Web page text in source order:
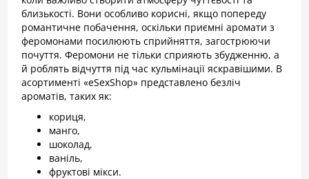
близькості. Вони особливо корисні, якщо попереду
романтичне побачення, оскільки приємні аромати з
феромонами посилюють сприйняття, загострюючи
почуття. Феромони не тільки сприяють збудженню, а
й роблять відчуття під час кульмінації яскравішими. В
асортименті «eSexShop» представлено безліч
ароматів, таких як:
кориця,
манго,
шоколад,
ваніль,
фруктові мікси.